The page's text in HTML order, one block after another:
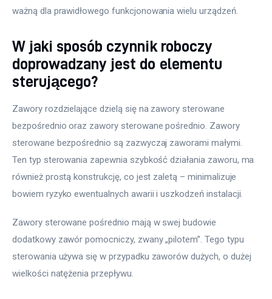
ważną dla prawidłowego funkcjonowania wielu urządzeń.
W jaki sposób czynnik roboczy
doprowadzany jest do elementu
sterującego?
Zawory rozdzielające dzielą się na zawory sterowane
bezpośrednio oraz zawory sterowane pośrednio. Zawory
sterowane bezpośrednio są zazwyczaj zaworami małymi.
Ten typ sterowania zapewnia szybkość działania zaworu, ma
również prostą konstrukcję, co jest zaletą – minimalizuje
bowiem ryzyko ewentualnych awarii i uszkodzeń instalacji.
Zawory sterowane pośrednio mają w swej budowie
dodatkowy zawór pomocniczy, zwany „pilotem”. Tego typu
sterowania używa się w przypadku zaworów dużych, o dużej
wielkości natężenia przepływu.